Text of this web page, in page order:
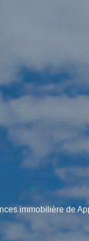
immobilière de